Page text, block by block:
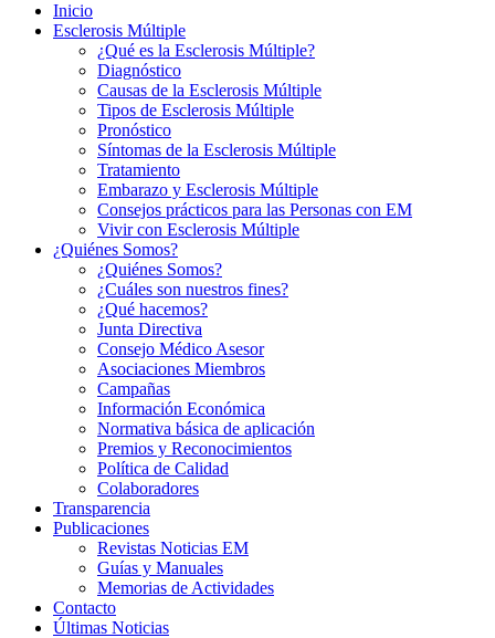
Inicio
Esclerosis Múltiple
¿Qué es la Esclerosis Múltiple?
Diagnóstico
Causas de la Esclerosis Múltiple
Tipos de Esclerosis Múltiple
Pronóstico
Síntomas de la Esclerosis Múltiple
Tratamiento
Embarazo y Esclerosis Múltiple
Consejos prácticos para las Personas con EM
Vivir con Esclerosis Múltiple
¿Quiénes Somos?
¿Quiénes Somos?
¿Cuáles son nuestros fines?
¿Qué hacemos?
Junta Directiva
Consejo Médico Asesor
Asociaciones Miembros
Campañas
Información Económica
Normativa básica de aplicación
Premios y Reconocimientos
Política de Calidad
Colaboradores
Transparencia
Publicaciones
Revistas Noticias EM
Guías y Manuales
Memorias de Actividades
Contacto
Últimas Noticias